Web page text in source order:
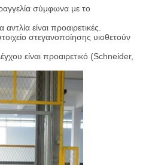
σύμφωνα με το
είναι προαιρετικές.
στεγανοποίησης υιοθετούν
είναι προαιρετικό (Schneider,